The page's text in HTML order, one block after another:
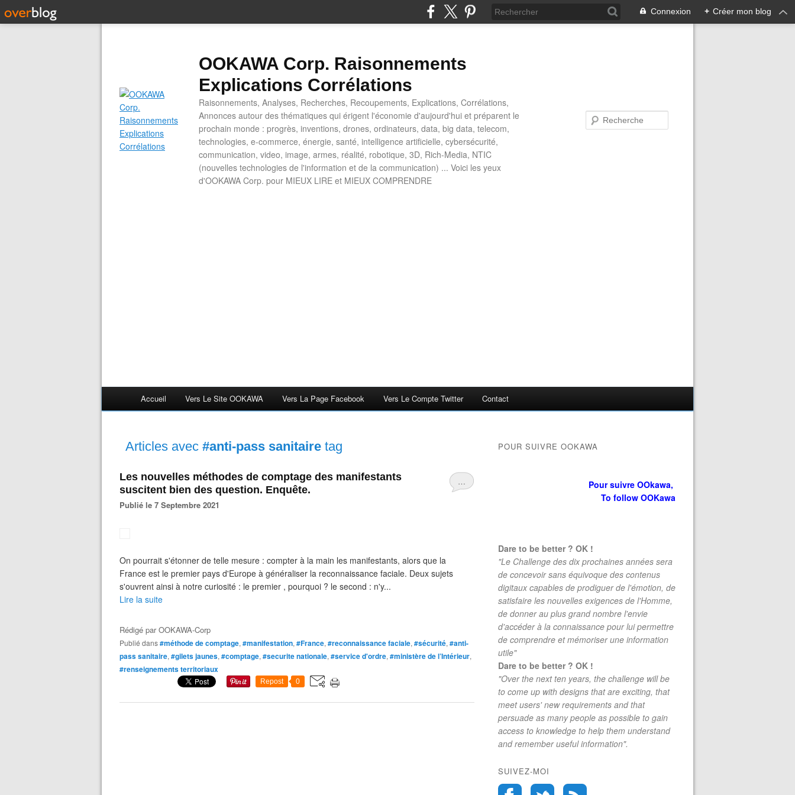
Connexion + Créer mon blog
OOKAWA Corp. Raisonnements
Explications Corrélations
Raisonnements, Analyses, Recherches, Recoupements, Explications, Corrélations,
Annonces autour des thématiques qui érigent l'économie d'aujourd'hui et préparent le
prochain monde : progrès, inventions, drones, ordinateurs, data, big data, telecom,
technologies, e-commerce, énergie, santé, intelligence artificielle, cybersécurité,
communication, video, image, armes, réalité, robotique, 3D, Rich-Media, NTIC
(nouvelles technologies de l'information et de la communication) ... Voici les yeux
d'OOKAWA Corp. pour MIEUX LIRE et MIEUX COMPRENDRE
Accueil Vers Le Site OOKAWA Vers La Page Facebook Vers Le Compte Twitter Contact
Articles avec #anti-pass sanitaire tag
…
Les nouvelles méthodes de comptage des manifestants
suscitent bien des question. Enquête.
Publié le 7 Septembre 2021
On pourrait s'étonner de telle mesure : compter à la main les manifestants, alors que la
France est le premier pays d'Europe à généraliser la reconnaissance faciale. Deux sujets
s'ouvrent ainsi à notre curiosité : le premier , pourquoi ? le second : n'y...
Lire la suite
Rédigé parOOKAWA-Corp
Publié dans#méthode de comptage, #manifestation, #France, #reconnaissance faciale, #sécurité, #anti-
pass sanitaire, #gilets jaunes, #comptage, #securite nationale, #service d'ordre, #ministère de l’Intérieur,
#renseignements territoriaux
Repost 0
POUR SUIVRE OOKAWA
Pour suivre OOkawa,
To follow OOKawa
Dare to be better ? OK !
"Le Challenge des dix prochaines années sera
de concevoir sans équivoque des contenus
digitaux capables de prodiguer de l'émotion, de
satisfaire les nouvelles exigences de l'Homme,
de donner au plus grand nombre l'envie
d'accéder à la connaissance pour lui permettre
de comprendre et mémoriser une information
utile"
Dare to be better ? OK !
"Over the next ten years, the challenge will be
to come up with designs that are exciting, that
meet users' new requirements and that
persuade as many people as possible to gain
access to knowledge to help them understand
and remember useful information".
SUIVEZ-MOI